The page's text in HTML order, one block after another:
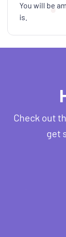
You will be
is.
Check out
get